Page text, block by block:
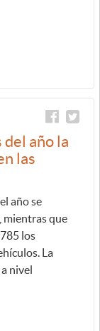
año la
las
año se
mientras que
los
La
nivel